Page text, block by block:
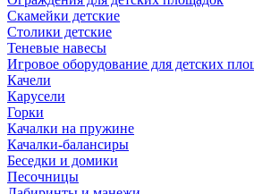
Скамейки детские
Столики детские
Теневые навесы
Игровое оборудование для детских
Качели
Карусели
Горки
Качалки на пружине
Качалки-балансиры
Беседки и домики
Песочницы